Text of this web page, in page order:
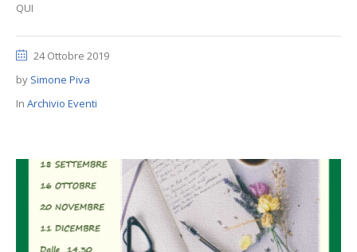
QUI
24 Ottobre 2019
by Simone Piva
In Archivio Eventi